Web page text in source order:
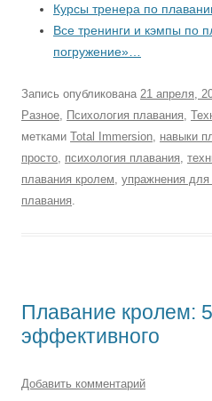
Курсы тренера по
Все тренинги и кэмпы по
погружение»…
Запись опубликована 21 апреля,
Разное
Психология плавания
метками Total Immersion навыки
просто психология плавания
плавания кролем упражнения для
плавания
Плавание кролем:
эффективного
Добавить комментарий